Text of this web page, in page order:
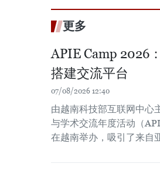
更多
APIE Camp 2026
搭建交流平台
07/08/2026 12:40
由越南科技部互联网中心
与学术交流年度活动（
在越南举办，吸引了来自